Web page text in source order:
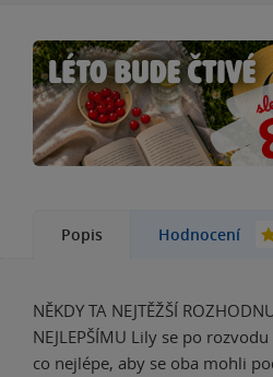
Popis Hodnocení
NĚKDY TA NEJTĚŽŠÍ
NEJLEPŠÍMU Lily se po
co nejlépe, aby se oba mohli